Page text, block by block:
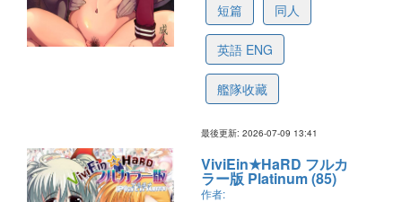
短篇 同人
英語 ENG
艦隊收藏
最後更新: 2026-07-09 13:41
ViviEin★HaRD フルカ
ラー版 Platinum (85)
作者: